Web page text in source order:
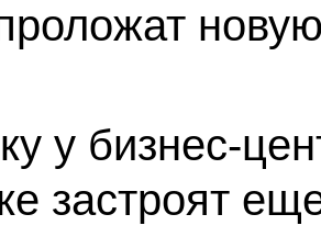
у бизнес-
застроят